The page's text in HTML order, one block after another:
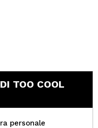
TOO COOL
personale